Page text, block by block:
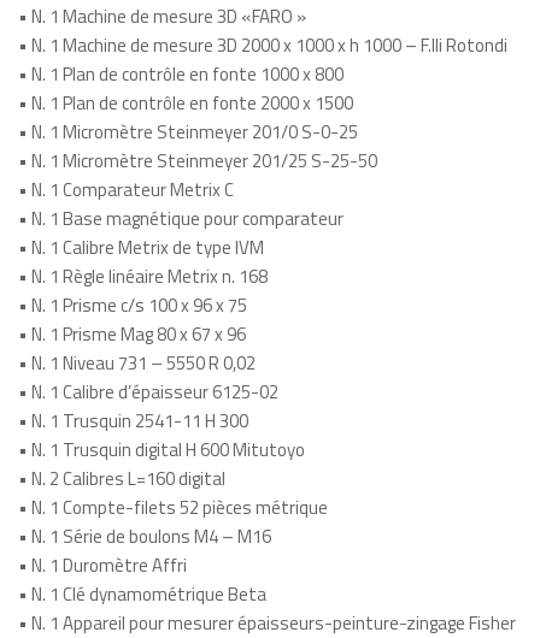
• N. 1 Machine de mesure 3D «FARO »
• N. 1 Machine de mesure 3D 2000 x 1000 x h 1000 – F.lli Rotondi
• N. 1 Plan de contrôle en fonte 1000 x 800
• N. 1 Plan de contrôle en fonte 2000 x 1500
• N. 1 Micromètre Steinmeyer 201/0 S-0-25
• N. 1 Micromètre Steinmeyer 201/25 S-25-50
• N. 1 Comparateur Metrix C
• N. 1 Base magnétique pour comparateur
• N. 1 Calibre Metrix de type IVM
• N. 1 Règle linéaire Metrix n. 168
• N. 1 Prisme c/s 100 x 96 x 75
• N. 1 Prisme Mag 80 x 67 x 96
• N. 1 Niveau 731 – 5550 R 0,02
• N. 1 Calibre d’épaisseur 6125-02
• N. 1 Trusquin 2541-11 H 300
• N. 1 Trusquin digital H 600 Mitutoyo
• N. 2 Calibres L=160 digital
• N. 1 Compte-filets 52 pièces métrique
• N. 1 Série de boulons M4 – M16
• N. 1 Duromètre Affri
• N. 1 Clé dynamométrique Beta
• N. 1 Appareil pour mesurer épaisseurs-peinture-zingage Fisher